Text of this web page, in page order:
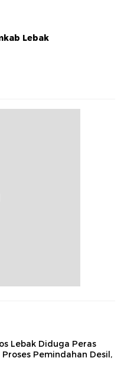
Lebak
Lebak Diduga Peras
Pemindahan Desil,